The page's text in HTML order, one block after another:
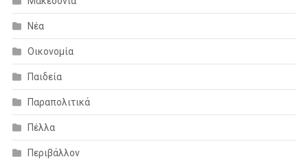
Νέα
Οικονομία
Παιδεία
Παραπολιτικά
Πέλλα
Περιβάλλον